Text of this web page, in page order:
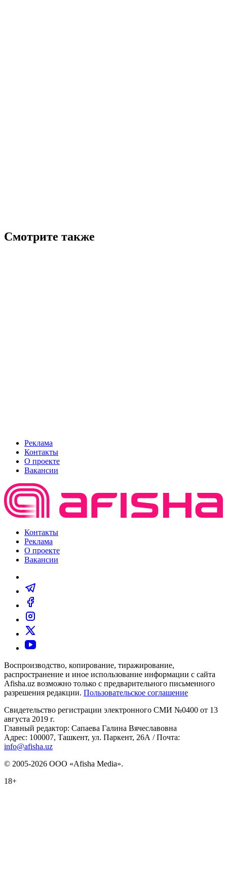
Смотрите также
Реклама
Контакты
О проекте
Вакансии
Контакты
Реклама
О проекте
Вакансии
Воспроизводство, копирование, тиражирование,
распространение и иное использование информации с сайта
Afisha.uz возможно только с предварительного письменного
разрешения редакции. Пользовательское соглашение
Свидетельство регистрации электронного СМИ №0400 от 13
августа 2019 г.
Главный редактор: Сапаева Галина Вячеславовна
Адрес: 100007, Ташкент, ул. Паркент, 26А / Почта:
info@afisha.uz
© 2005-2026 ООО «Afisha Media».
18+